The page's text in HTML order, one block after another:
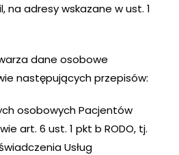
adresy wskazane w ust. 1
dane osobowe
następujących przepisów:
osobowych Pacjentów
art. 6 ust. 1 pkt b RODO, tj.
Usług